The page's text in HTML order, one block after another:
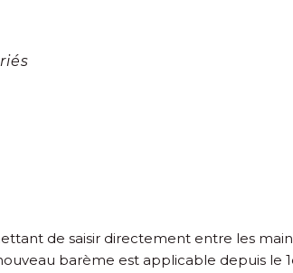
de saisir directement entre les
barème est applicable depuis le 1